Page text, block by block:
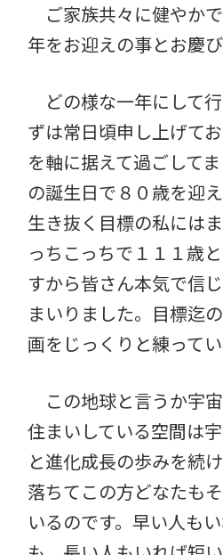
ご家族共々に健やか
年をお迎えの事とお慶び
どの様な一年にして
ずは常日頃申し上げて
を軸に据えて過ごして
の誕生日で８０歳を迎
生き抜く目標の私には
っちこっちで１１１歳
すから皆さん本気で信
まいりました。目標迄
画をじっくりと練ってい
この地球と言うか宇
住まいしている空間は
と進化成長の歩みを続
落ちてこの方どなたも
いるのです。早い人も